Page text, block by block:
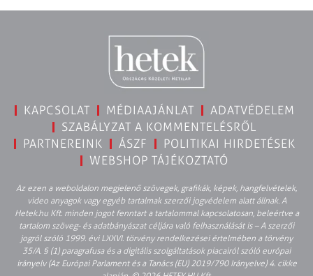
KAPCSOLAT MÉDIAAJÁNLAT
ADATVÉDELEM
SZABÁLYZAT A KOMMENTELÉSRŐL
PARTNEREINK
ÁSZF
POLITIKAI HIRDETÉSEK
WEBSHOP TÁJÉKOZTATÓ
Az ezen a weboldalon megjelenő szövegek, grafikák, képek, hangfelvételek,
video anyagok vagy egyéb tartalmak szerzői jogvédelem alatt állnak. A
Hetek.hu Kft. minden jogot fenntart a tartalommal kapcsolatosan, beleértve a
tartalom szöveg- és adatbányászat céljára való felhasználását is – A szerzői
jogról szóló 1999. évi LXXVI. törvény rendelkezései értelmében a törvény
35/A. § (1) paragrafusa és a digitális szolgáltatások piacairól szóló európai
irányelv (Az Európai Parlament és a Tanács (EU) 2019/790 Irányelve) 4. cikke